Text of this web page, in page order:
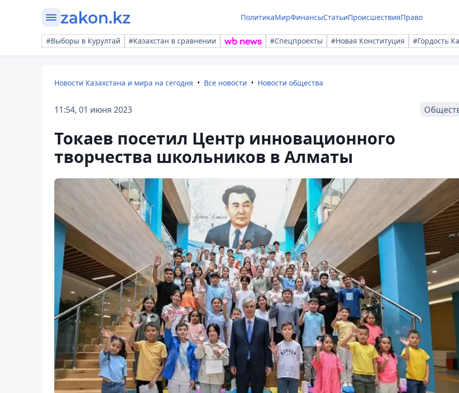
ПолитикаМирФинансыСтатьиПроисшествияПраво
#Выборы в Курултай #Казахстан в сравнении #Спецпроекты #Новая Конституция #Гордость
Новости Казахстана и мира на сегодня Все новости Новости общества
11:54, 01 июня 2023
Токаев посетил Центр инновационного
творчества школьников в Алматы